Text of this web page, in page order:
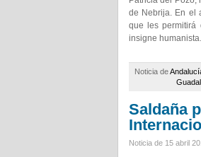
de Nebrija. En el
que les permitirá
insigne humanista.
Noticia de
Saldaña
Noticia de 15 abril